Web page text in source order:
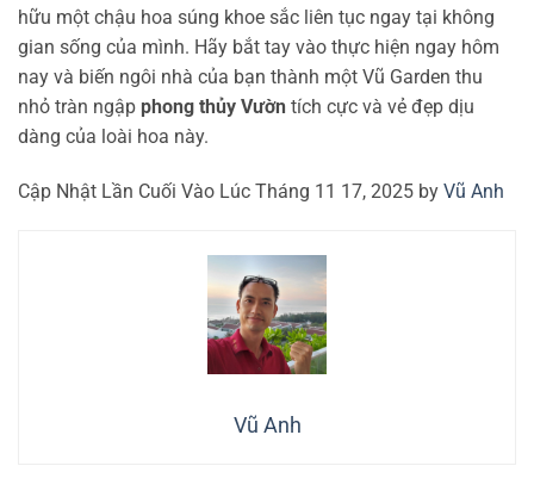
hữu một chậu hoa súng khoe sắc liên tục ngay tại không
gian sống của mình. Hãy bắt tay vào thực hiện ngay hôm
nay và biến ngôi nhà của bạn thành một Vũ Garden thu
nhỏ tràn ngập phong thủy Vườn tích cực và vẻ đẹp dịu
dàng của loài hoa này.
Cập Nhật Lần Cuối Vào Lúc Tháng 11 17, 2025 by Vũ Anh
Vũ Anh